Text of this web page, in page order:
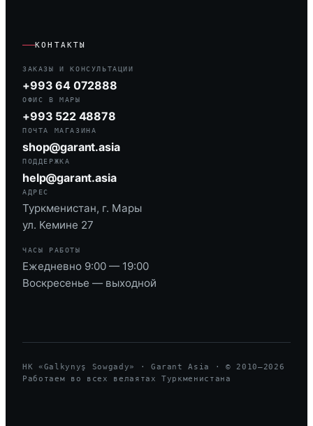
КОНТАКТЫ
ЗАКАЗЫ И КОНСУЛЬТАЦИИ
+993 64 072888
ОФИС В МАРЫ
+993 522 48878
ПОЧТА МАГАЗИНА
shop@garant.asia
ПОДДЕРЖКА
help@garant.asia
АДРЕС
Туркменистан, г. Мары
ул. Кемине 27
ЧАСЫ РАБОТЫ
Ежедневно 9:00 — 19:00
Воскресенье — выходной
HK «Galkynyş Sowgady» · Garant Asia · © 2010—2026
Работаем во всех велаятах Туркменистана